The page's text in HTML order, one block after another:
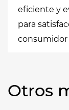
eficiente y
para
consumidor
Otros